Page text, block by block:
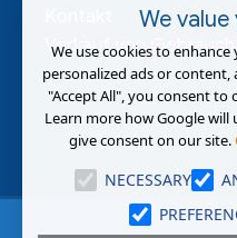
Verkauf von
We
We use cookies to
personalized ads or content,
"Accept All", you consent to
Learn more how Google
give consent on our site.
NECESSARY